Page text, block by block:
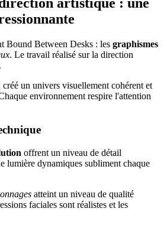
artistique : une
Bound Between Desks : les graphismes
. Le travail réalisé sur la direction
un univers visuellement cohérent et
environnement respire l'attention
offrent un niveau de détail
lumière dynamiques subliment chaque
atteint un niveau de qualité
faciales sont réalistes et les